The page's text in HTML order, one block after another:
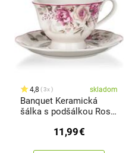
4,8 3x skladom
Banquet Keramická
šálka s podšálkou Rose
11,99€